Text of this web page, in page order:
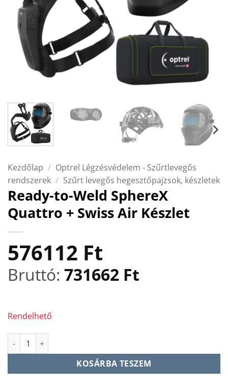
Kezdőlap / Optrel Légzésvédelem - Szűrtlevegős
rendszerek / Szűrt levegős hegesztőpajzsok, készletek
Ready-to-Weld SphereX
Quattro + Swiss Air Készlet
576112 Ft
Bruttó: 731662 Ft
Rendelhető
Ready-to-Weld SphereX Quattro + Swiss Air Készlet mennyiség
KOSÁRBA TESZEM